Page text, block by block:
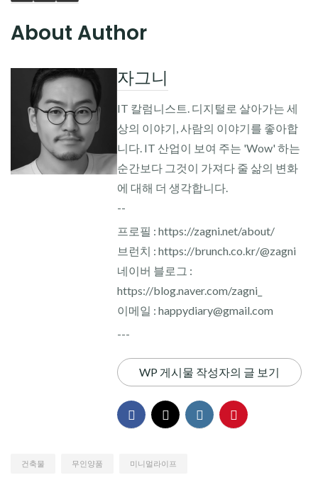
About Author
자그니
IT 칼럼니스트. 디지털로 살아가는 세
상의 이야기, 사람의 이야기를 좋아합
니다. IT 산업이 보여 주는 'Wow' 하는
순간보다 그것이 가져다 줄 삶의 변화
에 대해 더 생각합니다.
--
프로필 : https://zagni.net/about/
브런치 : https://brunch.co.kr/@zagni
네이버 블로그 :
https://blog.naver.com/zagni_
이메일 : happydiary@gmail.com
---
WP 게시물 작성자의 글 보기
건축물 무인양품 미니멀라이프